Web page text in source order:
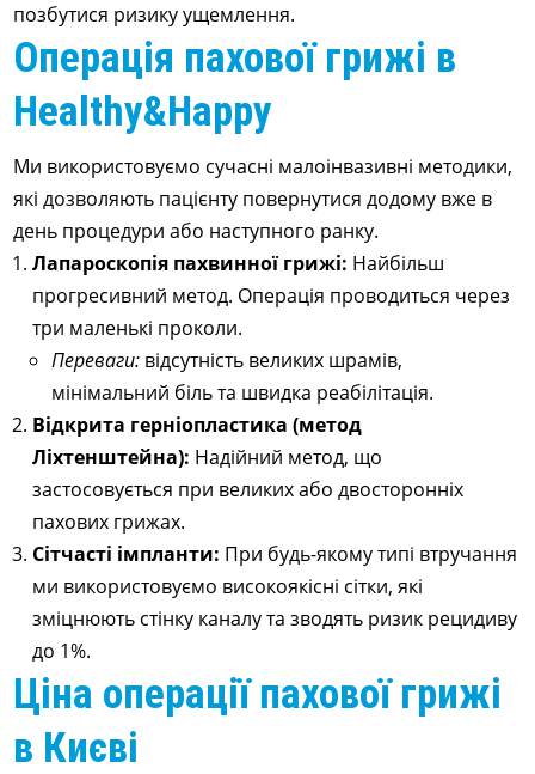
позбутися ризику ущемлення.
Операція пахової грижі в
Healthy&Happy
Ми використовуємо сучасні малоінвазивні методики,
які дозволяють пацієнту повернутися додому вже в
день процедури або наступного ранку.
Лапароскопія пахвинної грижі: Найбільш
прогресивний метод. Операція проводиться через
три маленькі проколи.
Переваги: відсутність великих шрамів,
мінімальний біль та швидка реабілітація.
Відкрита герніопластика (метод
Ліхтенштейна): Надійний метод, що
застосовується при великих або двосторонніх
пахових грижах.
Сітчасті імпланти: При будь-якому типі втручання
ми використовуємо високоякісні сітки, які
зміцнюють стінку каналу та зводять ризик рецидиву
до 1%.
Ціна операції пахової грижі
в Києві